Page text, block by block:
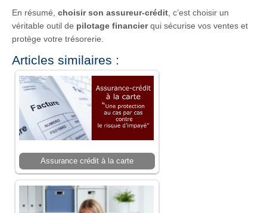
En résumé, choisir son assureur-crédit , c’est choisir un
véritable outil de pilotage financierqui sécurise vos ventes et
protège votre trésorerie.
Articles similaires :
Assurance crédit à la carte